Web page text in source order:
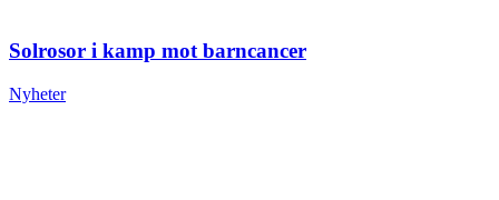
Solrosor i kamp mot barncancer
Nyheter